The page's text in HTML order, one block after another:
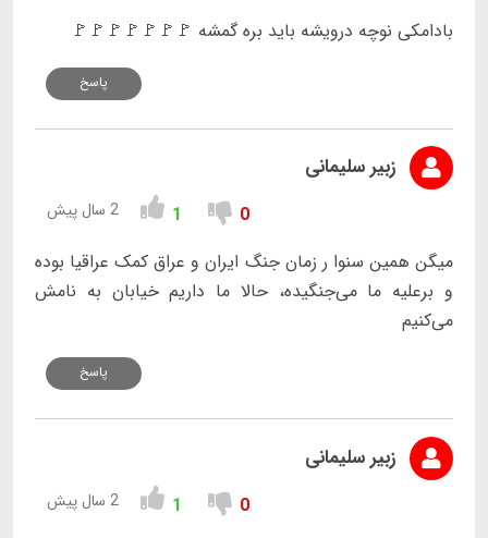
بادامکی نوچه درویشه باید بره گمشه 🚩🚩🚩🚩🚩🚩🚩
پاسخ
زبیر سلیمانی
0
1 2 سال پیش
میگن همین سنوا ر زمان جنگ ایران و عراق کمک عراقیا بوده
و برعلیه ما می‌جنگیده، حالا ما داریم خیابان به نامش
می‌کنیم
پاسخ
زبیر سلیمانی
0
1 2 سال پیش